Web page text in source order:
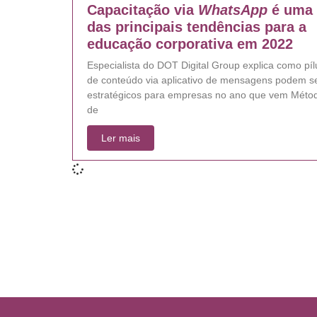
Capacitação via WhatsApp é uma
das principais tendências para a
educação corporativa em 2022
Especialista do DOT Digital Group explica como
de conteúdo via aplicativo de mensagens podem
estratégicos para empresas no ano que vem
de
Ler mais